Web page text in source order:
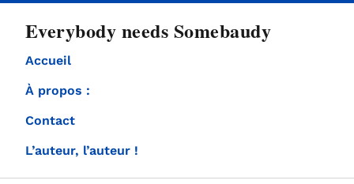
Everybody needs Somebaudy
Accueil
À propos :
Contact
L’auteur, l’auteur !